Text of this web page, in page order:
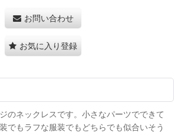
お問い合わせ
お気に入り登録
のネックレスです。小さなパーツでできて
でもラフな服装でもどちらでも似合いそう